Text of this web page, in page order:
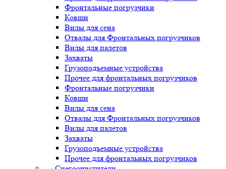
Фронтальные погрузчики
Ковши
Вилы для сена
Отвалы для Фронтальных погрузчиков
Вилы для палетов
Захваты
Грузоподъемные устройства
Прочее для фронтальных погрузчиков
Фронтальные погрузчики
Ковши
Вилы для сена
Отвалы для Фронтальных погрузчиков
Вилы для палетов
Захваты
Грузоподъемные устройства
Прочее для фронтальных погрузчиков